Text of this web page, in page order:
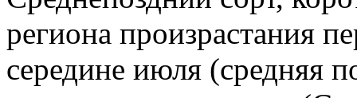
региона произрастания
середине июля (средняя